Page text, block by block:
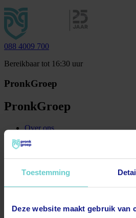
Toestemming
Deze website maakt gebruik van
088 4009 700
Bereikbaar tot 16:30 uur
PronkGroep
PronkGroep
Over ons
Vestigingen
Nieuws
Producten